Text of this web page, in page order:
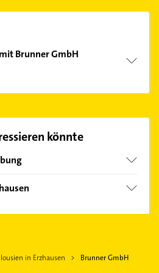
Brunner GmbH
. könnte
in Erzhausen
Brunner GmbH